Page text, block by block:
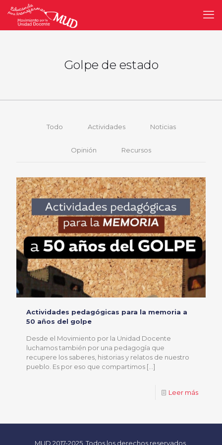
Golpe de estado
Todo Actividades Noticias
Opinión Recursos
Actividades pedagógicas para la memoria a
50 años del golpe
Desde el Movimiento por la Unidad Docente
luchamos también por una pedagogía que
recupere los saberes, historias y relatos de nuestro
pueblo. Es por eso que compartimos […]
Leer más
MUD 2017-2025. Todos los derechos reservados.